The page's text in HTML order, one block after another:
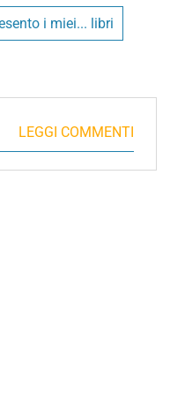
i miei... libri
LEGGI COMMENTI